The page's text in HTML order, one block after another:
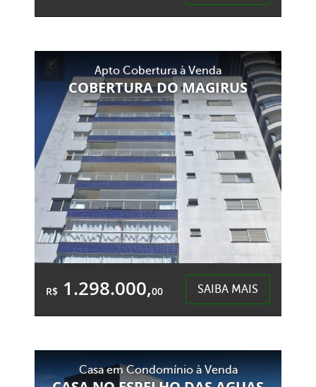
450,00m²
Área Privativa:
352,00m²
São Cristóvão - Chapecó
Apto Cobertura à Venda
COBERTURA DO MAGIRUS
R$ 1.298.000,00 SAIBA MAIS
218,61m²
147,04m²
Casa em Condomínio à Venda